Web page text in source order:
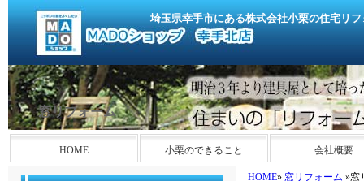
埼玉県幸手市にある株式会社小栗の住宅リ
窓リフォーム
HOME 小栗のできること 会社概要
HOME» 窓リフォーム »窓